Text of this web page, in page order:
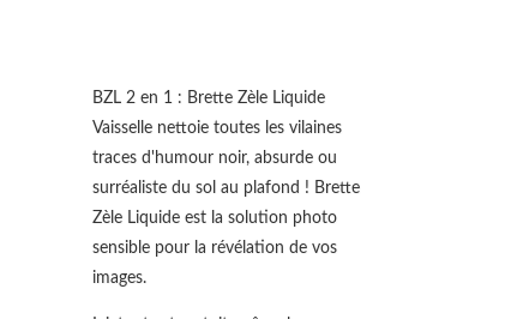
BZL 2 en 1 : Brette Zèle Liquide
Vaisselle nettoie toutes les vilaines
traces d'humour noir, absurde ou
surréaliste du sol au plafond ! Brette
Zèle Liquide est la solution photo
sensible pour la révélation de vos
images.